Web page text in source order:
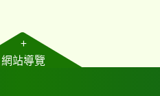
+
網站導覽